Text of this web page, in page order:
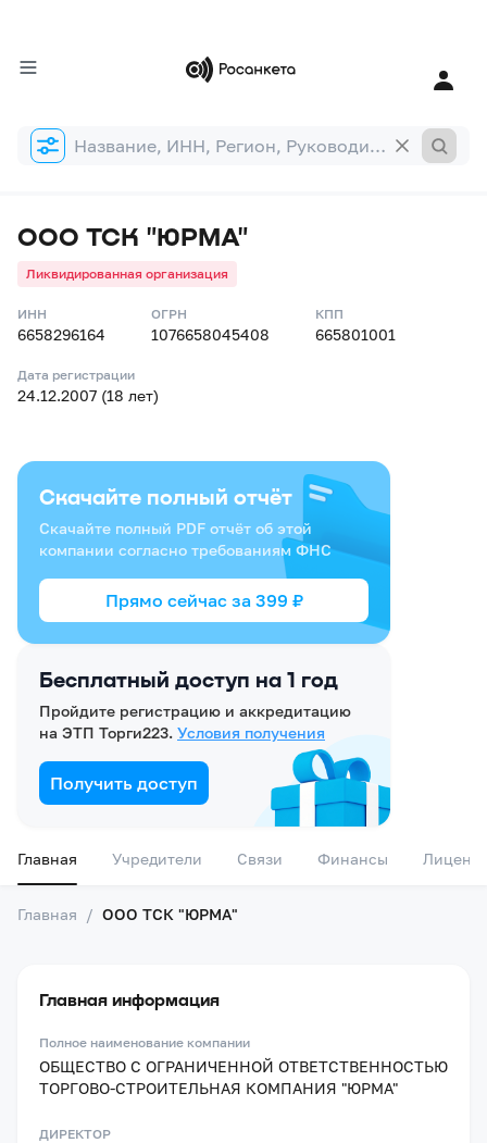
Форма
поиска
ООО ТСК "ЮРМА"
Ликвидированная организация
ИНН
6658296164
ОГРН
1076658045408
КПП
665801001
Дата регистрации
24.12.2007 (18 лет)
Бесплатный доступ на 1 год
Пройдите регистрацию и аккредитацию
на ЭТП Торги223. Условия получения
Получить доступ
Скачайте полный отчёт
Скачайте полный PDF отчёт об этой
компании согласно требованиям ФНС
Прямо сейчас за 399 ₽
Главная Учредители Связи Финансы
Главная / ООО ТСК "ЮРМА"
Главная информация
Полное наименование компании
ОБЩЕСТВО С ОГРАНИЧЕННОЙ ОТВЕТСТВЕННОСТЬЮ
ТОРГОВО-СТРОИТЕЛЬНАЯ КОМПАНИЯ "ЮРМА"
ДИРЕКТОР